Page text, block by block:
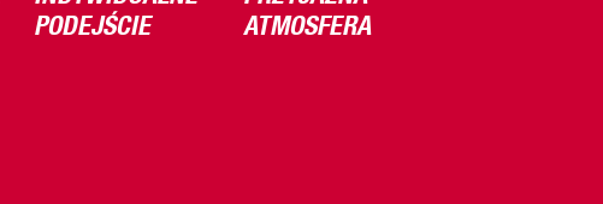
PODEJŚCIE ATMOSFERA